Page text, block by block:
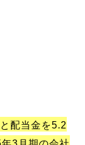
と配当金を5.2